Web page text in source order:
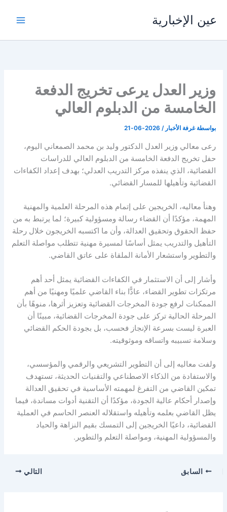
المحتوى
عين الإخبارية
وزير العدل يرعى تخريج الدفعة
الخامسة من الدبلوم العالي
بواسطة غرفة الأخبار/
2026-06-21
رعى معالي وزير العدل الدكتور وليد بن محمد الصمعاني اليوم،
حفل تخريج الدفعة الخامسة من الدبلوم العالي للدراسات
القضائية، الذي ينفذه مركز التدريب العدلي؛ بهدف إعداد الكفاءات
القضائية وتأهيلها للمسار القضائي.
وهنأ معاليه، الخريجين على إتمام هذه المرحلة العلمية والمهنية
المهمة، مؤكدًا أن القضاء رسالة ومسؤولية كبيرة؛ لما يرتبط به من
حفظ الحقوق وتحقيق العدالة، وأن ما اكتسبه الخريجون خلال رحلة
التأهيل والتدريب يمثل أساسًا لمسيرة مهنية تتطلب مواصلة التعلم
والتطوير واستشعار الأمانة الملقاة على عاتق القاضي.
وأشار إلى أن الاستثمار في الكفاءات القضائية يمثل أحد أهم
مرتكزات تطوير القضاء، عادًّا بناء القاضي علميًا ومهنيًا من أهم
الممكنات لرفع جودة المخرجات القضائية وتعزيز أثرها، منوهًا بأن
المرحلة الحالية تركز على جودة المخرجات القضائية، مبينًا أن
العبرة ليست بسرعة الإنجاز فحسب، بل بجودة الحكم القضائي
وسلامة تسبيبه واتساقه وموثوقيته.
ولفت معاليه إلى أن التطوير التشريعي والرقمي والمؤسسي،
والاستفادة من الذكاء الاصطناعي والتقنيات الحديثة، تستهدف
تمكين القاضي من التفرغ لمهمته الأساسية في تحقيق العدالة
وإصدار أحكام عالية الجودة، مؤكدًا أن التقنية أدوات مساندة، فيما
يظل القاضي بعلمه وتأهيله واستقلاله العنصر الحاسم في العملية
القضائية، داعيًا الخريجين إلى التمسك بقيم النزاهة والحياد
والمسؤولية المهنية، ومواصلة التعلم والتطوير.
السابق التالي